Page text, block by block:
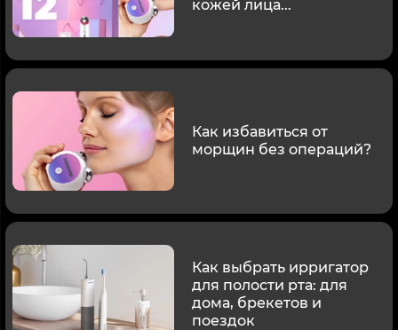
кожей лица...
Как избавиться от
морщин без операций?
Как выбрать ирригатор
для полости рта: для
дома, брекетов и
поездок